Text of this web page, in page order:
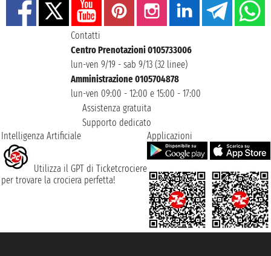
Contatti
Centro Prenotazioni 0105733006
lun-ven 9/19 - sab 9/13 (32 linee)
Amministrazione 0105704878
lun-ven 09:00 - 12:00 e 15:00 - 17:00
Assistenza gratuita
Supporto dedicato
Intelligenza Artificiale
Utilizza il GPT di Ticketcrociere
per trovare la crociera perfetta!
Applicazioni